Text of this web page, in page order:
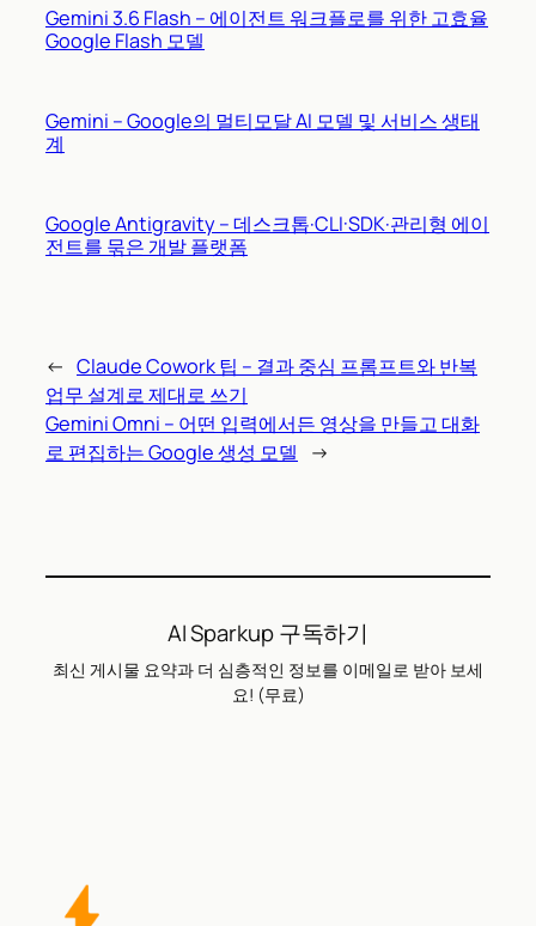
Gemini 3.6 Flash – 에이전트 워크플로를 위한 고효율
Google Flash 모델
Gemini – Google의 멀티모달 AI 모델 및 서비스 생태
계
Google Antigravity – 데스크톱·CLI·SDK·관리형 에이
전트를 묶은 개발 플랫폼
← Claude Cowork 팁 – 결과 중심 프롬프트와 반복
업무 설계로 제대로 쓰기
Gemini Omni – 어떤 입력에서든 영상을 만들고 대화
로 편집하는 Google 생성 모델
→
AI Sparkup 구독하기
최신 게시물 요약과 더 심층적인 정보를 이메일로 받아 보세
요! (무료)